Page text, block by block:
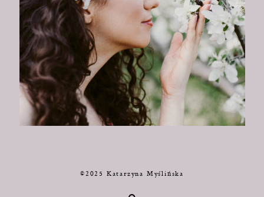
©2025 Katarzyna Myślińska